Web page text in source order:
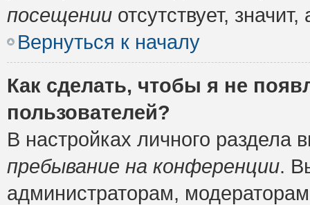
посещении отсутствует,
Вернуться к началу
Как сделать, чтобы я не
пользователей?
В настройках личного
пребывание на конференции.
администраторам,